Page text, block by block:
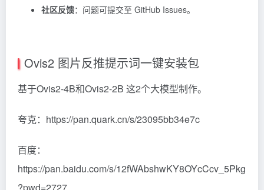
社区反馈：问题可提交至 GitHub Issues。
Ovis2 图片反推提示词一键安装包
基于Ovis2-4B和Ovis2-2B 这2个大模型制作。
夸克：https://pan.quark.cn/s/23095bb34e7c
百度：
https://pan.baidu.com/s/12fWAbshwKY8OYcCcv_5Pkg
?pwd=2727